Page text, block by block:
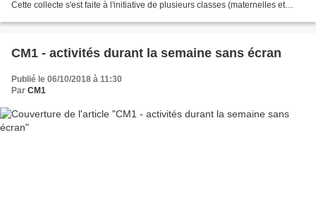
Cette collecte s'est faite à l'initiative de plusieurs classes (maternelles et
CM1 - activités durant la semaine sans écran
Publié le 06/10/2018 à 11:30
Par CM1